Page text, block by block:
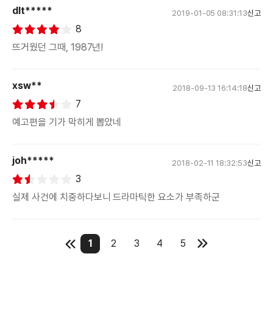
dlt***** 2019-01-05 08:31:13신고
8
뜨거웠던 그때, 1987년!
xsw** 2018-09-13 16:14:18신고
7
예고편을 기가 막히게 뽑았네
joh***** 2018-02-11 18:32:53신고
3
실제 사건에 치중하다보니 드라마틱한 요소가 부족하군
1 2 3 4 5